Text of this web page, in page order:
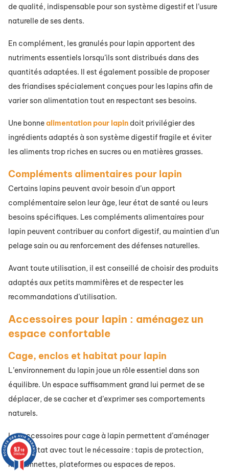
de qualité, indispensable pour son système digestif et l’usure
naturelle de ses dents.
En complément, les granulés pour lapin apportent des
nutriments essentiels lorsqu’ils sont distribués dans des
quantités adaptées. Il est également possible de proposer
des friandises spécialement conçues pour les lapins afin de
varier son alimentation tout en respectant ses besoins.
Une bonnealimentation pour lapin doit privilégier des
ingrédients adaptés à son système digestif fragile et éviter
les aliments trop riches en sucres ou en matières grasses.
Compléments alimentaires pour lapin
Certains lapins peuvent avoir besoin d’un apport
complémentaire selon leur âge, leur état de santé ou leurs
besoins spécifiques. Les compléments alimentaires pour
lapin peuvent contribuer au confort digestif, au maintien d’un
pelage sain ou au renforcement des défenses naturelles.
Avant toute utilisation, il est conseillé de choisir des produits
adaptés aux petits mammifères et de respecter les
recommandations d’utilisation.
Accessoires pour lapin : aménagez un
espace confortable
Cage, enclos et habitat pour lapin
L’environnement du lapin joue un rôle essentiel dans son
équilibre. Un espace suffisamment grand lui permet de se
déplacer, de se cacher et d’exprimer ses comportements
naturels.
Les accessoires pour cage à lapin permettent d’aménager
son habitat avec tout le nécessaire : tapis de protection,
maisonnettes, plateformes ou espaces de repos.
9.7/10
72665 avis